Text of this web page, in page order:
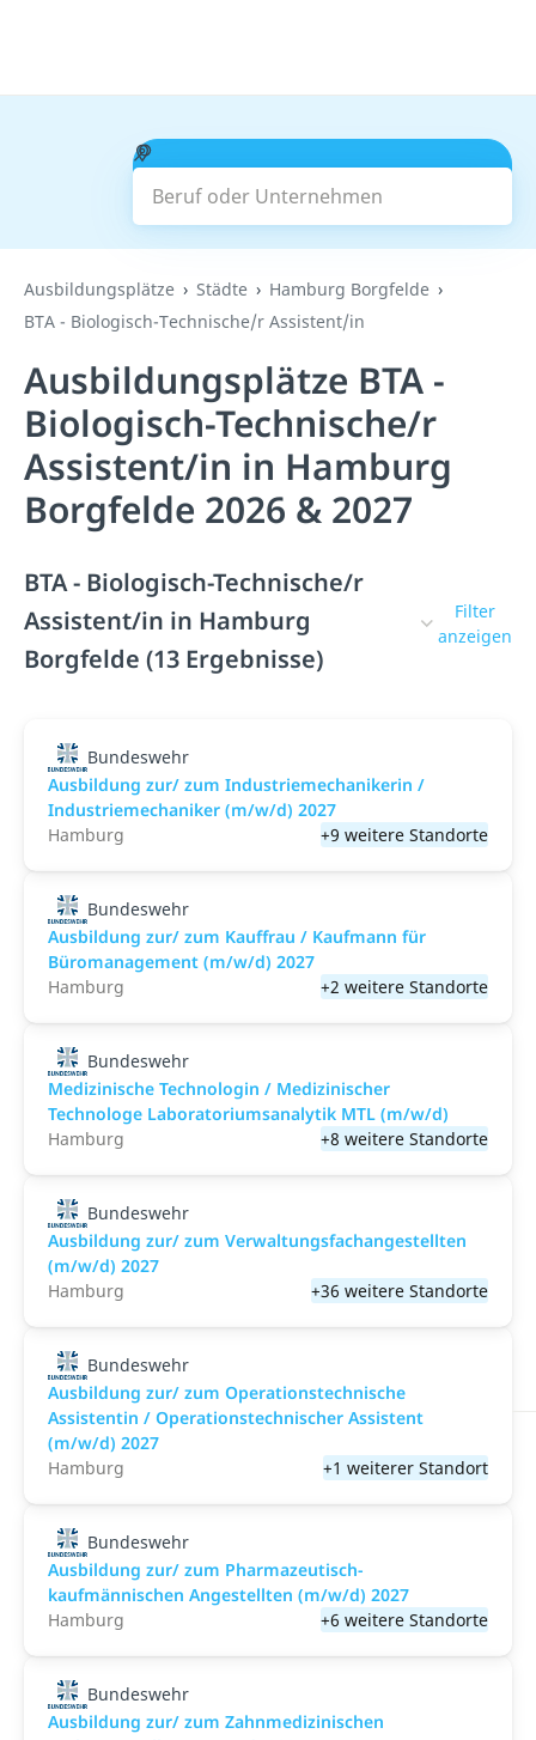
Beruf oder Unternehmen
Suchen
Ausbildungsplätze Städte
Hamburg Borgfelde
BTA - Biologisch-Technische/r Assistent/in
Ausbildungsplätze BTA -
Biologisch-Technische/r
Assistent/in in Hamburg
Borgfelde 2026 & 2027
BTA - Biologisch-Technische/r
Assistent/in in Hamburg
Borgfelde (13 Ergebnisse)
Filter
anzeigen
Bundeswehr
Ausbildung zur/ zum Industriemechanikerin /
Industriemechaniker (m/w/d) 2027
Hamburg
+9 weitere Standorte
Bundeswehr
Ausbildung zur/ zum Kauffrau / Kaufmann für
Büromanagement (m/w/d) 2027
Hamburg
+2 weitere Standorte
Bundeswehr
Medizinische Technologin / Medizinischer
Technologe Laboratoriumsanalytik MTL (m/w/d)
Hamburg
+8 weitere Standorte
Bundeswehr
Ausbildung zur/ zum Verwaltungsfachangestellten
(m/w/d) 2027
Hamburg
+36 weitere Standorte
Bundeswehr
Ausbildung zur/ zum Operationstechnische
Assistentin / Operationstechnischer Assistent
(m/w/d) 2027
Hamburg
+1 weiterer Standort
Bundeswehr
Ausbildung zur/ zum Pharmazeutisch-
kaufmännischen Angestellten (m/w/d) 2027
Hamburg
+6 weitere Standorte
Bundeswehr
Ausbildung zur/ zum Zahnmedizinischen